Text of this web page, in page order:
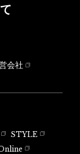
会社
STYLE